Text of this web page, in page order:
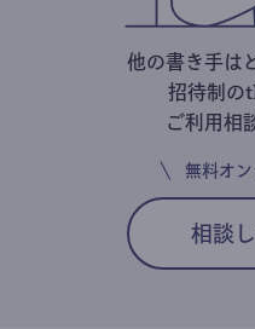
他の書き手は
招待制の
ご利用相
無料オ
相談